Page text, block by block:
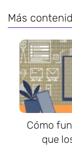
Más
Cómo
que